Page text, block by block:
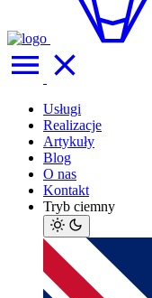
Usługi
Realizacje
Artykuły
Blog
O nas
Kontakt
Tryb ciemny